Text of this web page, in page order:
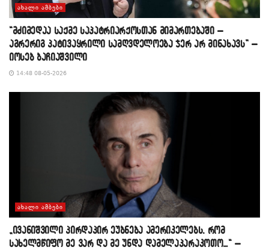
ᲐᲮᲐᲚᲘ ᲐᲛᲑᲔᲑᲘ
“მძიმედაა საქმე საპატრიარქოსთან მიმართებაში –
აგრერიგ პატივაყრილი სამღვდელოება ჯერ არ მინახავს” –
იოსებ ბაჩიაშვილი
14:48 08-05-2026
ᲐᲮᲐᲚᲘ ᲐᲛᲑᲔᲑᲘ
„ივანიშვილი პირდაპირ ეუბნება ამერიკელებს, რომ
სახელმწიფო მე ვარ და მე უნდა დამელაპარაკოთო…“ –